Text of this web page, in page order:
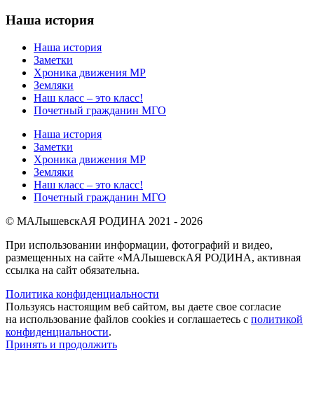
Наша история
Наша история
Заметки
Хроника движения МР
Земляки
Наш класс – это класс!
Почетный гражданин МГО
Наша история
Заметки
Хроника движения МР
Земляки
Наш класс – это класс!
Почетный гражданин МГО
© МАЛышевскАЯ РОДИНА 2021 - 2026
При использовании информации, фотографий и видео,
размещенных на сайте «МАЛышевскАЯ РОДИНА, активная
ссылка на сайт обязательна.
Политика конфиденциальности
Пользуясь настоящим веб сайтом, вы даете свое согласие
на использование файлов cookies и соглашаетесь с политикой
конфиденциальности.
Принять и продолжить